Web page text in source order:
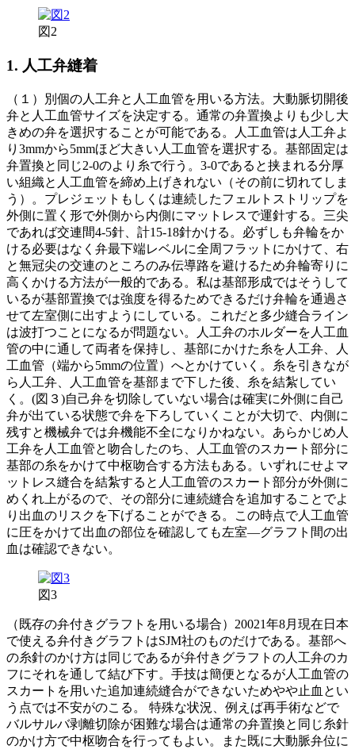
図2
1. 人工弁縫着
（１）別個の人工弁と人工血管を用いる方法。大動脈切開後
弁と人工血管サイズを決定する。通常の弁置換よりも少し大
きめの弁を選択することが可能である。人工血管は人工弁よ
り3mmから5mmほど大きい人工血管を選択する。基部固定は
弁置換と同じ2-0のより糸で行う。3-0であると挟まれる分厚
い組織と人工血管を締め上げきれない（その前に切れてしま
う）。プレジェットもしくは連続したフェルトストリップを
外側に置く形で外側から内側にマットレスで運針する。三尖
であれば交連間4-5針、計15-18針かける。必ずしも弁輪をか
ける必要はなく弁最下端レベルに全周フラットにかけて、右
と無冠尖の交連のところのみ伝導路を避けるため弁輪寄りに
高くかける方法が一般的である。私は基部形成ではそうして
いるが基部置換では強度を得るためできるだけ弁輪を通過さ
せて左室側に出すようにしている。これだと多少縫合ライン
は波打つことになるが問題ない。人工弁のホルダーを人工血
管の中に通して両者を保持し、基部にかけた糸を人工弁、人
工血管（端から5mmの位置）へとかけていく。糸を引きなが
ら人工弁、人工血管を基部まで下した後、糸を結紮してい
く。(図３)自己弁を切除していない場合は確実に外側に自己
弁が出ている状態で弁を下ろしていくことが大切で、内側に
残すと機械弁では弁機能不全になりかねない。あらかじめ人
工弁を人工血管と吻合したのち、人工血管のスカート部分に
基部の糸をかけて中枢吻合する方法もある。いずれにせよマ
ットレス縫合を結紮すると人工血管のスカート部分が外側に
めくれ上がるので、その部分に連続縫合を追加することでよ
り出血のリスクを下げることができる。この時点で人工血管
に圧をかけて出血の部位を確認しても左室―グラフト間の出
血は確認できない。
図3
（既存の弁付きグラフトを用いる場合）20021年8月現在日本
で使える弁付きグラフトはSJM社のものだけである。基部へ
の糸針のかけ方は同じであるが弁付きグラフトの人工弁のカ
フにそれを通して結び下す。手技は簡便となるが人工血管の
スカートを用いた追加連続縫合ができないためやや止血とい
う点では不安がのこる。 特殊な状況、例えば再手術などで
バルサルバ剥離切除が困難な場合は通常の弁置換と同じ糸針
のかけ方で中枢吻合を行ってもよい。また既に大動脈弁位に